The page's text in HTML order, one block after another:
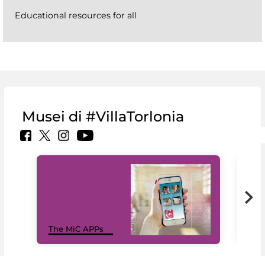
Educational resources for all
Musei di #VillaTorlonia
The MiC APPs